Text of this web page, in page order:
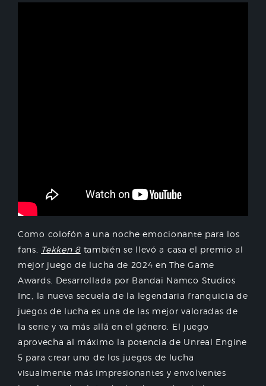
Como colofón a una noche emocionante para los
fans,
Tekken 8también se llevó a casa el premio al
mejor juego de lucha de 2024 en The Game
Awards. Desarrollada por Bandai Namco Studios
Inc, la nueva secuela de la legendaria franquicia de
juegos de lucha es una de las mejor valoradas de
la serie y va más allá en el género. El juego
aprovecha al máximo la potencia de Unreal Engine
5 para crear uno de los juegos de lucha
visualmente más impresionantes y envolventes